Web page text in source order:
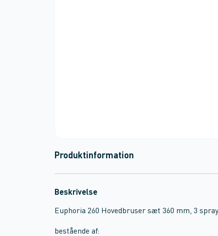
Produktinformation
Beskrivelse
Euphoria 260 Hovedbruser sæt 360 mm, 3
bestående af: